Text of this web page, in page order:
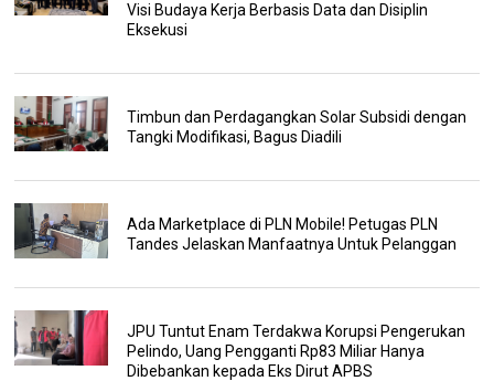
Visi Budaya Kerja Berbasis Data dan Disiplin
Eksekusi
Timbun dan Perdagangkan Solar Subsidi dengan
Tangki Modifikasi, Bagus Diadili
Ada Marketplace di PLN Mobile! Petugas PLN
Tandes Jelaskan Manfaatnya Untuk Pelanggan
JPU Tuntut Enam Terdakwa Korupsi Pengerukan
Pelindo, Uang Pengganti Rp83 Miliar Hanya
Dibebankan kepada Eks Dirut APBS